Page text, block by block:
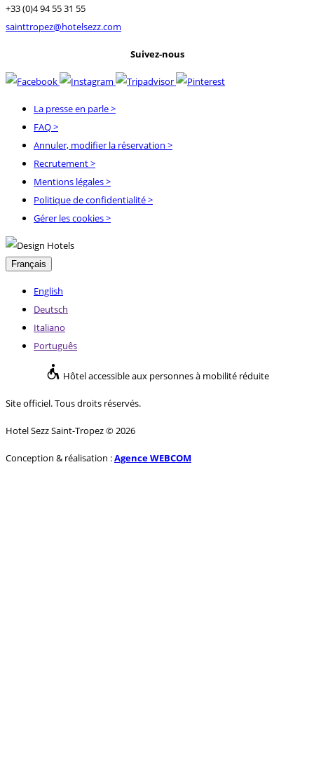
+33 (0)4 94 55 31 55
sainttropez@hotelsezz.com
Suivez-nous
La presse en parle>
FAQ>
Annuler, modifier la réservation >
Recrutement>
Mentions légales>
Politique de confidentialité>
Gérer les cookies >
Français
English
Deutsch
Italiano
Português
Hôtel accessible aux personnes à mobilité réduite
Site officiel. Tous droits réservés.
Hotel Sezz Saint-Tropez © 2026
Conception & réalisation :Agence WEBCOM